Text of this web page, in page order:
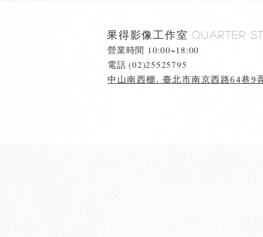
果得影像工作室Quarter
營業時間 10:00~18:00
​電話 (02)25525795
中山南西棚. 臺北市南京西路64巷9